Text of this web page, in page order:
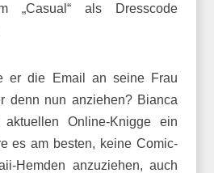
„Casual“ als Dresscode
er die Email an seine Frau
denn nun anziehen? Bianca
Online-Knigge ein
es am besten, keine Comic-
Hemden anzuziehen, auch